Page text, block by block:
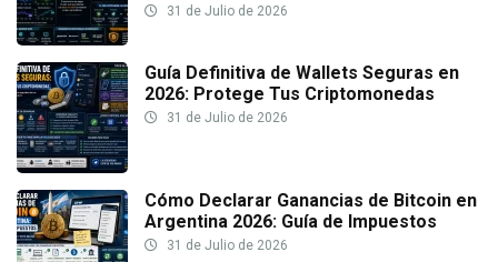
31 de Julio de 2026
Guía Definitiva de Wallets Seguras en
2026: Protege Tus Criptomonedas
31 de Julio de 2026
Cómo Declarar Ganancias de Bitcoin en
Argentina 2026: Guía de Impuestos
31 de Julio de 2026